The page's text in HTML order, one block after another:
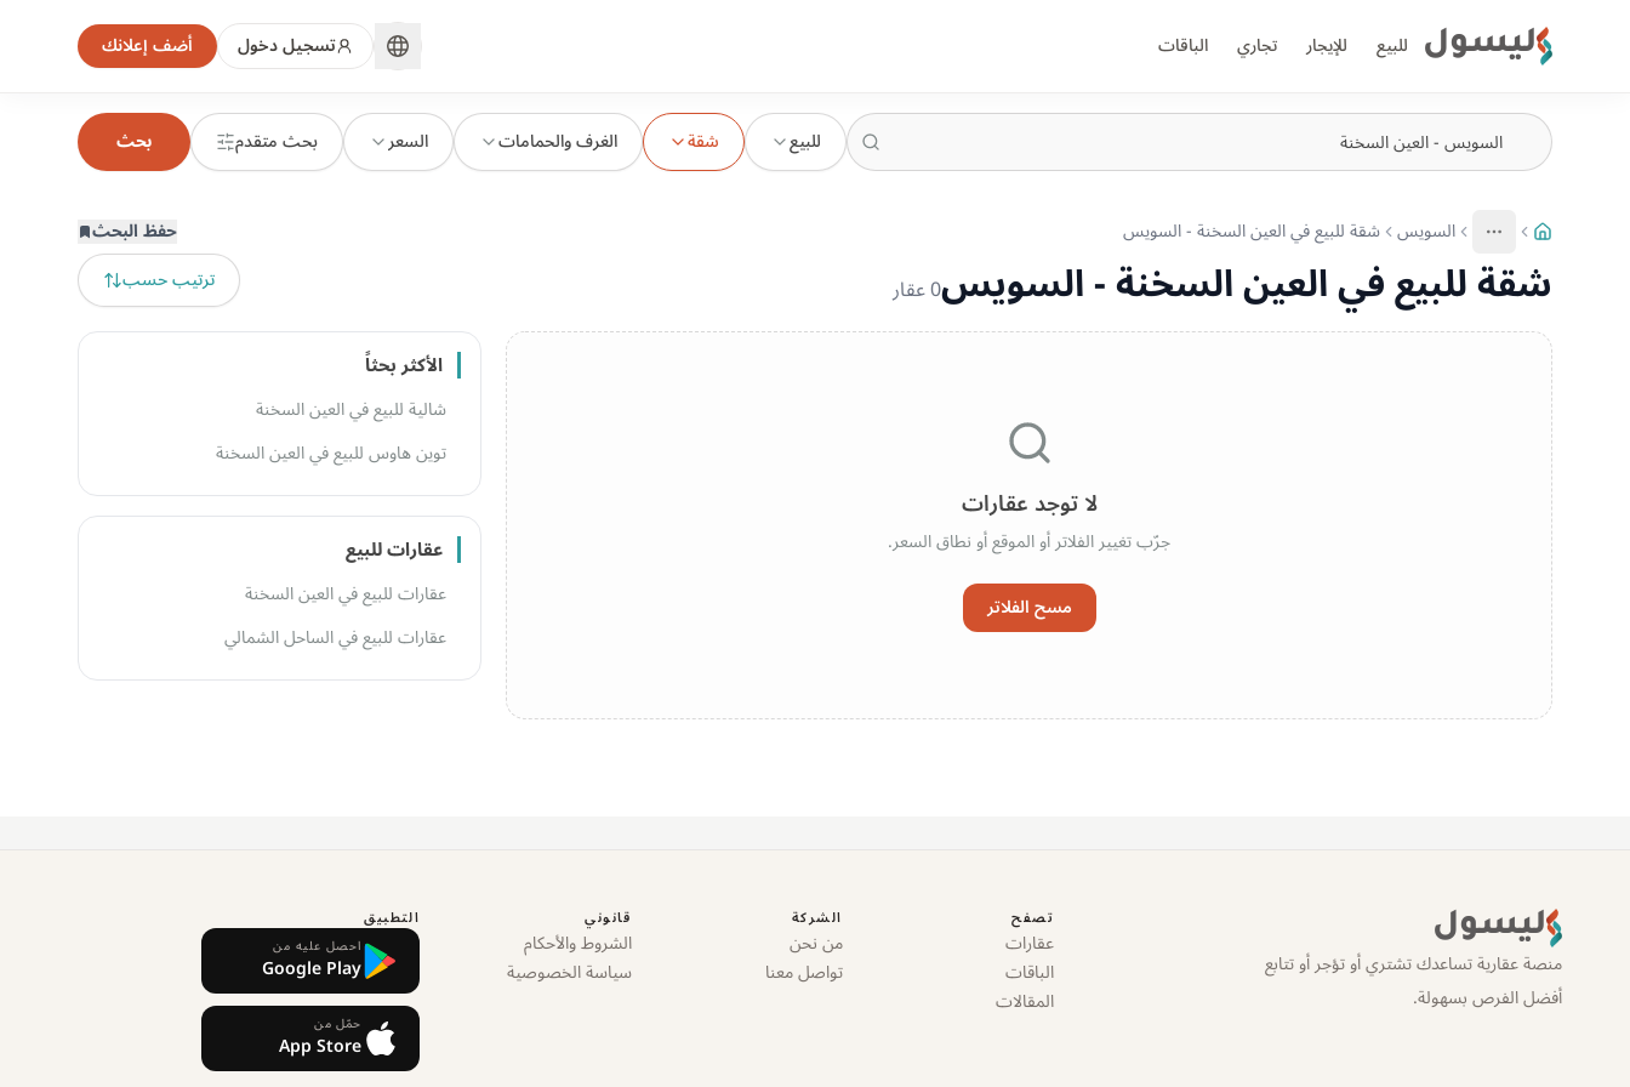
ليسول للبيع للإيجار تجاري الباقات تسجيل دخول أضف إعلانك
للبيع شقة الغرف والحمامات السعر بحث متقدم بحث
More
عرض المزيد من المسارات
السويس شقة للبيع في العين السخنة - السويس حفظ البحث
شقة للبيع في العين السخنة - السويس0عقار ترتيب حسب
لا توجد عقارات
جرّب تغيير الفلاتر أو الموقع أو نطاق السعر.
مسح الفلاتر
الأكثر بحثاً
شالية للبيع في العين السخنة
توين هاوس للبيع في العين السخنة
عقارات للبيع
عقارات للبيع في العين السخنة
عقارات للبيع في الساحل الشمالي
ليسول
منصة عقارية تساعدك تشتري أو تؤجر أو تتابع
أفضل الفرص بسهولة.
تصفح
عقارات
الباقات
المقالات
الشركة
من نحن
تواصل معنا
قانوني
الشروط والأحكام
سياسة الخصوصية
التطبيق
احصل عليه من
Google Play
حمّل من
App Store